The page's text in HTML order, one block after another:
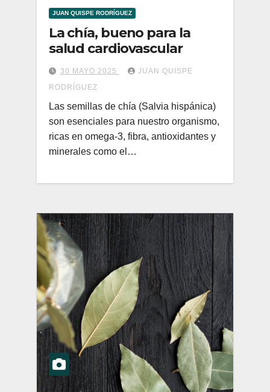
JUAN QUISPE RODRÍGUEZ
La chía, bueno para la
salud cardiovascular
30 MAYO 2025
JUAN QUISPE
RODRÍGUEZ
Las semillas de chía (Salvia hispánica)
son esenciales para nuestro organismo,
ricas en omega-3, fibra, antioxidantes y
minerales como el…